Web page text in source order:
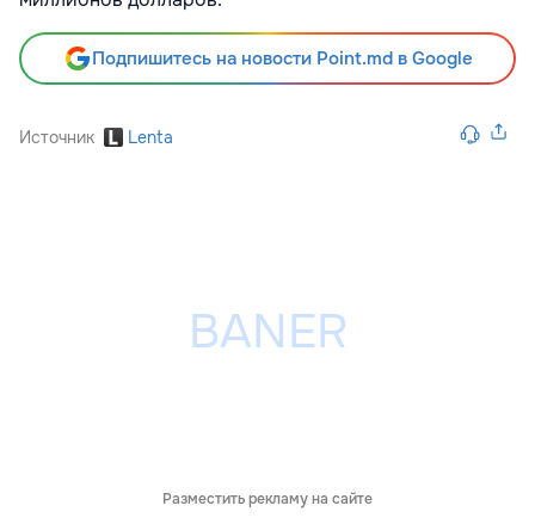
Подпишитесь на новости Point.md в Google
Источник Lenta
Разместить рекламу на сайте